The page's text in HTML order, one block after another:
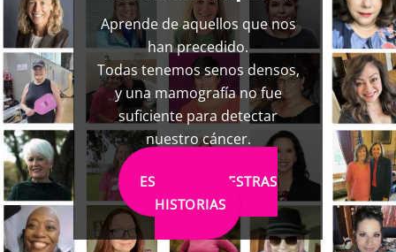
Aprende de aquellos que nos
han precedido.
Todas tenemos senos densos,
y una mamografía no fue
suficiente para detectar
nuestro cáncer.
ESCUCHA NUESTRAS
HISTORIAS